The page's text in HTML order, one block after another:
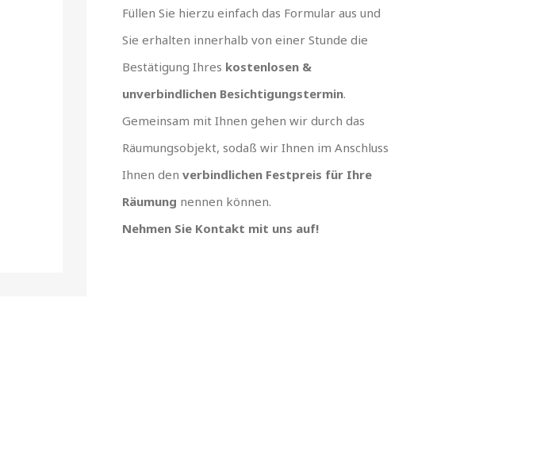
Füllen Sie hierzu einfach das Formular aus und
Sie erhalten innerhalb von einer Stunde die
Bestätigung Ihres kostenlosen &
unverbindlichen Besichtigungstermin.
Gemeinsam mit Ihnen gehen wir durch das
Räumungsobjekt, sodaß wir Ihnen im Anschluss
Ihnen denverbindlichen Festpreis für Ihre
Räumung nennen können.
Nehmen Sie Kontakt mit uns auf!